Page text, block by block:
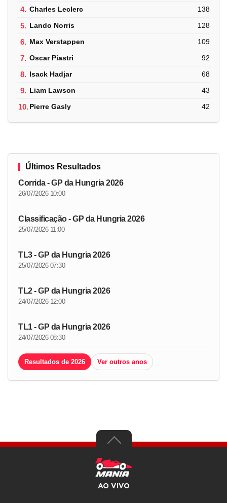
4. Charles Leclerc 138
5. Lando Norris 128
6. Max Verstappen 109
7. Oscar Piastri 92
8. Isack Hadjar 68
9. Liam Lawson 43
10.Pierre Gasly 42
Últimos Resultados
Corrida - GP da Hungria 2026
26/07/2026 10:00
Classificação - GP da Hungria 2026
25/07/2026 11:00
TL3 - GP da Hungria 2026
25/07/2026 07:30
TL2 - GP da Hungria 2026
24/07/2026 12:00
TL1 - GP da Hungria 2026
24/07/2026 08:30
Resultados de 2026 Ver outros anos
AO VIVO